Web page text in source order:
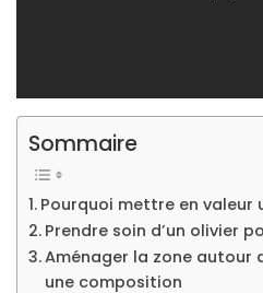
Sommaire
Pourquoi mettre en valeur
Prendre soin d’un olivier
Aménager la zone autour
une composition